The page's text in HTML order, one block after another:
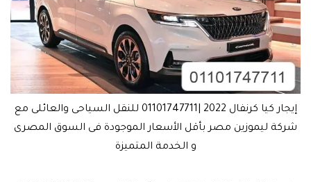
إيجار كيا كرنفال 2022 |01101747711 للنقل السياحى والعائلى مع
شركة ليموزين مصر بأقل الأسعار الموجودة فى السوق المصرى
و الخدمة المتميزة